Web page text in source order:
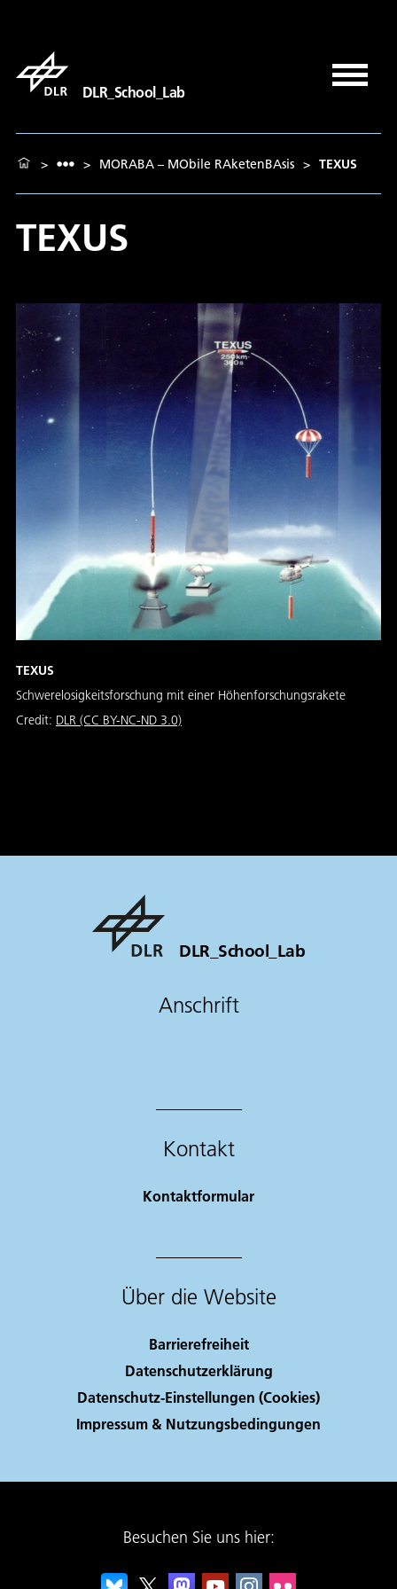
DLR_School_Lab
> > MORABA – MObile RAketenBAsis > TEXUS
TEXUS
TEXUS
Schwerelosigkeitsforschung mit einer Höhenforschungsrakete
Credit: DLR (CC BY-NC-ND 3.0)
DLR_School_Lab
Anschrift
Kontakt
Kontaktformular
Über die Website
Barrierefreiheit
Datenschutzerklärung
Datenschutz-Einstellungen (Cookies)
Impressum & Nutzungsbedingungen
Besuchen Sie uns hier: